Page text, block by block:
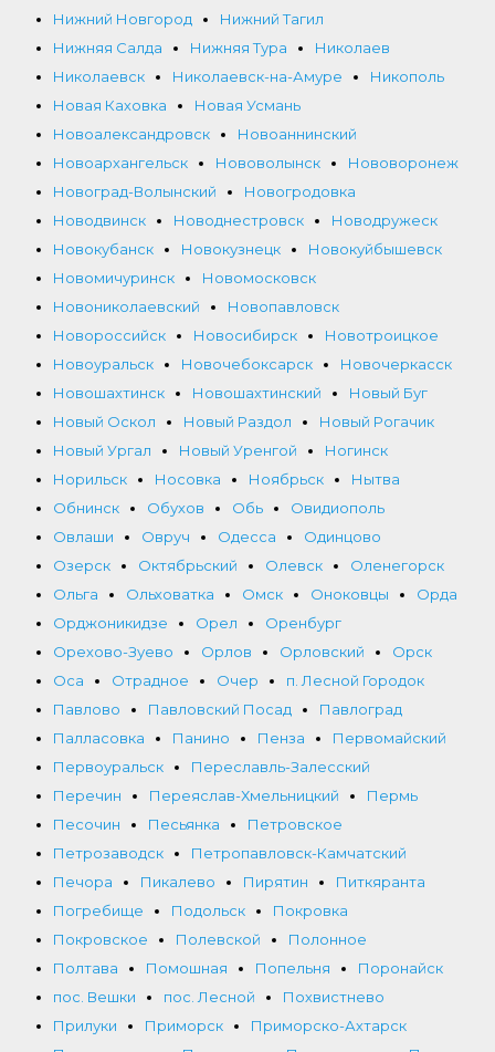
Нижний Новгород
Нижний Тагил
Нижняя Салда
Нижняя Тура
Николаев
Николаевск
Николаевск-на-Амуре
Никополь
Новая Каховка
Новая Усмань
Новоалександровск
Новоаннинский
Новоархангельск
Нововолынск
Нововоронеж
Новоград-Волынский
Новогродовка
Новодвинск
Новоднестровск
Новодружеск
Новокубанск
Новокузнецк
Новокуйбышевск
Новомичуринск
Новомосковск
Новониколаевский
Новопавловск
Новороссийск
Новосибирск
Новотроицкое
Новоуральск
Новочебоксарск
Новочеркасск
Новошахтинск
Новошахтинский
Новый Буг
Новый Оскол
Новый Раздол
Новый Рогачик
Новый Ургал
Новый Уренгой
Ногинск
Норильск
Носовка Ноябрьск
Нытва
Обнинск
Обухов Обь
Овидиополь
Овлаши
Овруч Одесса
Одинцово
Озерск
Октябрьский Олевск
Оленегорск
Ольга
Ольховатка Омск Оноковцы
Орда
Орджоникидзе
Орел
Оренбург
Орехово-Зуево
Орлов Орловский
Орск
Оса
Отрадное Очер
п. Лесной Городок
Павлово
Павловский Посад
Павлоград
Палласовка
Панино Пенза
Первомайский
Первоуральск
Переславль-Залесский
Перечин
Переяслав-Хмельницкий
Пермь
Песочин
Песьянка
Петровское
Петрозаводск
Петропавловск-Камчатский
Печора
Пикалево Пирятин
Питкяранта
Погребище
Подольск
Покровка
Покровское
Полевской
Полонное
Полтава
Помошная Попельня
Поронайск
пос. Вешки
пос. Лесной
Похвистнево
Прилуки
Приморск
Приморско-Ахтарск